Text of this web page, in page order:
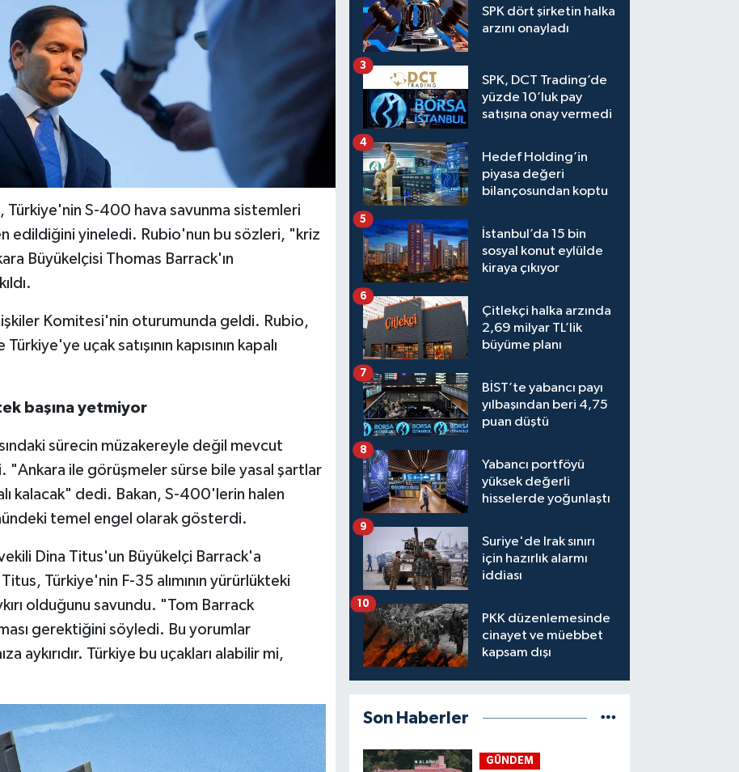
Türkiye'nin S-400 hava savunma sistemleri
edildiğini yineledi. Rubio'nun bu sözleri, "kriz
Büyükelçisi Thomas Barrack'ın
Komitesi'nin oturumunda geldi. Rubio,
uçak satışının kapısının kapalı
başına yetmiyor
sürecin müzakereyle değil mevcut
"Ankara ile görüşmeler sürse bile yasal şartlar
kalacak" dedi. Bakan, S-400'lerin halen
temel engel olarak gösterdi.
Dina Titus'un Büyükelçi Barrack'a
Türkiye'nin F-35 alımının yürürlükteki
olduğunu savundu. "Tom Barrack
gerektiğini söyledi. Bu yorumlar
aykırıdır. Türkiye bu uçakları alabilir mi,
SPK dört şirketin halka
arzını onayladı
SPK, DCT Trading’de
yüzde 10’luk pay
satışına onay vermedi
3
Hedef Holding’in
piyasa değeri
bilançosundan koptu
4
İstanbul’da 15 bin
sosyal konut eylülde
kiraya çıkıyor
5
Çitlekçi halka arzında
2,69 milyar TL’lik
büyüme planı
6
BİST’te yabancı payı
yılbaşından beri 4,75
puan düştü
7
Yabancı portföyü
yüksek değerli
hisselerde yoğunlaştı
8
Suriye'de Irak sınırı
için hazırlık alarmı
iddiası
9
PKK düzenlemesinde
cinayet ve müebbet
kapsam dışı
10
Son Haberler
GÜNDEM